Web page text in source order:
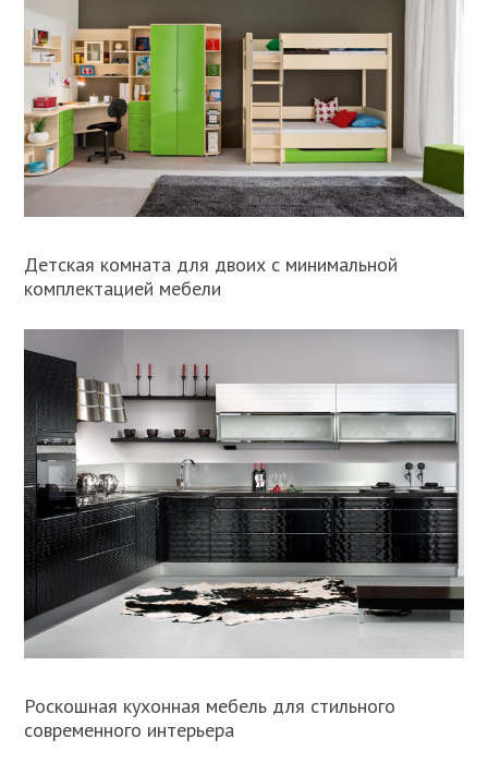
Детская комната для двоих с минимальной
комплектацией мебели
Роскошная кухонная мебель для стильного
современного интерьера